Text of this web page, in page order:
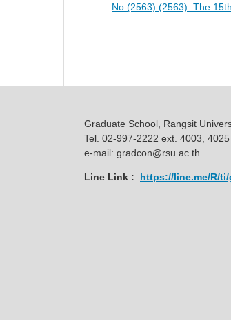
No (2563) (2563): The
Graduate School, Rangsit
Tel. 02-997-2222 ext. 4003, 4025
e-mail: gradcon@rsu.ac.th
Line Link : https://line.me/R/ti/